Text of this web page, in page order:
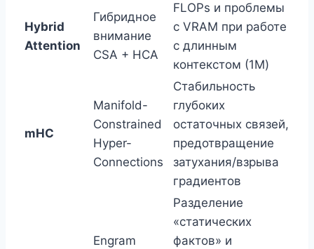
Hybrid
Attention
Гибридное
внимание
CSA + HCA
FLOPs и проблемы
с VRAM при работе
с длинным
контекстом (1M)
mHC
Manifold-
Constrained
Hyper-
Connections
Стабильность
глубоких
остаточных связей,
предотвращение
затухания/взрыва
градиентов
Engram
Разделение
«статических
фактов» и